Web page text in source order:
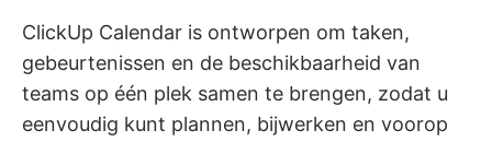
ClickUp Calendar is ontworpen om taken,
gebeurtenissen en de beschikbaarheid van
teams op één plek samen te brengen, zodat u
eenvoudig kunt plannen, bijwerken en voorop